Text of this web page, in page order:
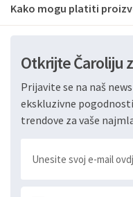
Kako mogu platiti
Otkrijte Čaroliju
Prijavite se na naš
ekskluzivne
trendove za vaše